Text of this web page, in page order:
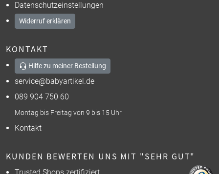
Datenschutzeinstellungen
Widerruf erklären
KONTAKT
Hilfe zu meiner Bestellung
service@babyartikel.de
089 904 750 60
Montag bis Freitag von 9 bis 15 Uhr
Kontakt
KUNDEN BEWERTEN UNS MIT "SEHR GUT"